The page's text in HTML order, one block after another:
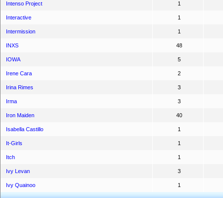
Intenso Project 1
Interactive 1
Intermission 1
INXS 48
IOWA 5
Irene Cara 2
Irina Rimes 3
Irma 3
Iron Maiden 40
Isabella Castillo 1
It-Girls 1
Itch 1
Ivy Levan 3
Ivy Quainoo 1